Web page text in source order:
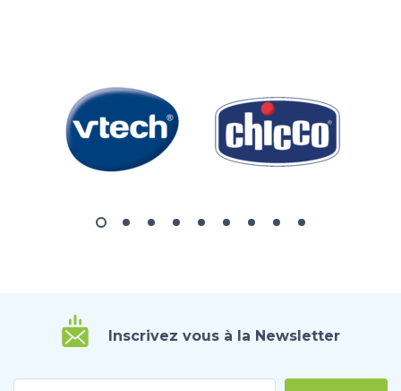
Inscrivez vous à la Newsletter